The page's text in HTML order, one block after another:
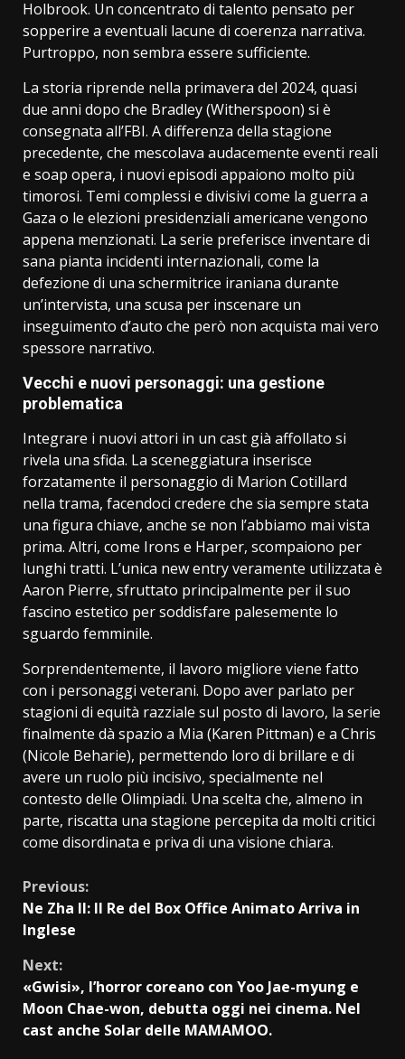
Holbrook. Un concentrato di talento pensato per
sopperire a eventuali lacune di coerenza narrativa.
Purtroppo, non sembra essere sufficiente.
La storia riprende nella primavera del 2024, quasi
due anni dopo che Bradley (Witherspoon) si è
consegnata all’FBI. A differenza della stagione
precedente, che mescolava audacemente eventi reali
e soap opera, i nuovi episodi appaiono molto più
timorosi. Temi complessi e divisivi come la guerra a
Gaza o le elezioni presidenziali americane vengono
appena menzionati. La serie preferisce inventare di
sana pianta incidenti internazionali, come la
defezione di una schermitrice iraniana durante
un’intervista, una scusa per inscenare un
inseguimento d’auto che però non acquista mai vero
spessore narrativo.
Vecchi e nuovi personaggi: una gestione
problematica
Integrare i nuovi attori in un cast già affollato si
rivela una sfida. La sceneggiatura inserisce
forzatamente il personaggio di Marion Cotillard
nella trama, facendoci credere che sia sempre stata
una figura chiave, anche se non l’abbiamo mai vista
prima. Altri, come Irons e Harper, scompaiono per
lunghi tratti. L’unica new entry veramente utilizzata è
Aaron Pierre, sfruttato principalmente per il suo
fascino estetico per soddisfare palesemente lo
sguardo femminile.
Sorprendentemente, il lavoro migliore viene fatto
con i personaggi veterani. Dopo aver parlato per
stagioni di equità razziale sul posto di lavoro, la serie
finalmente dà spazio a Mia (Karen Pittman) e a Chris
(Nicole Beharie), permettendo loro di brillare e di
avere un ruolo più incisivo, specialmente nel
contesto delle Olimpiadi. Una scelta che, almeno in
parte, riscatta una stagione percepita da molti critici
come disordinata e priva di una visione chiara.
Continue
Reading
Previous:
Ne Zha II: Il Re del Box Office Animato Arriva in
Inglese
Next:
«Gwisi», l’horror coreano con Yoo Jae-myung e
Moon Chae-won, debutta oggi nei cinema. Nel
cast anche Solar delle MAMAMOO.